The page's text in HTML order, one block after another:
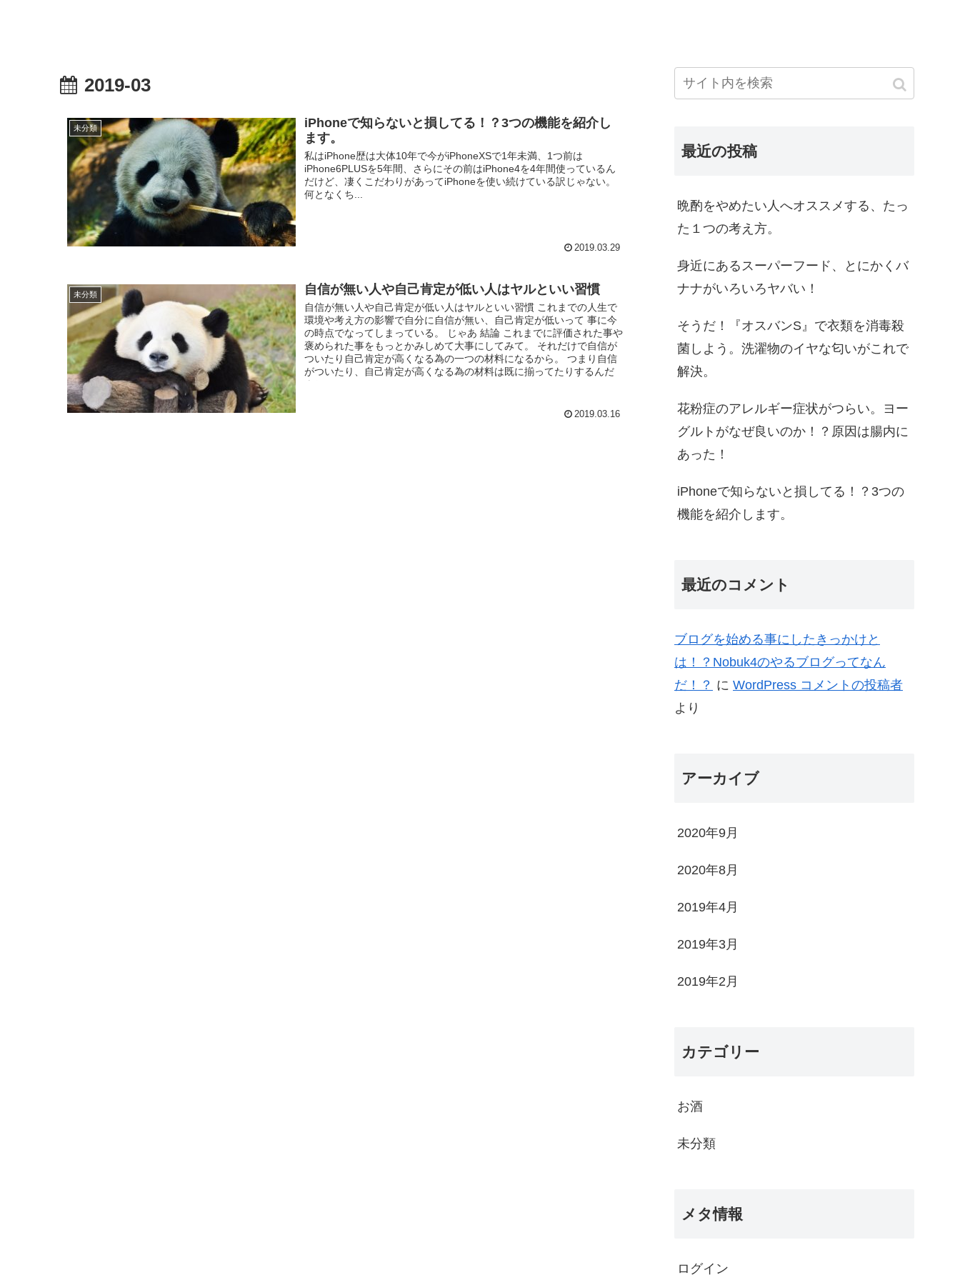
2019-03
未分類
iPhoneで知らないと損してる！？3つの機能を紹介し
ます。
私はiPhone歴は大体10年で今がiPhoneXSで1年未満、1つ前は
iPhone6PLUSを5年間、さらにその前はiPhone4を4年間使っているん
だけど、凄くこだわりがあってiPhoneを使い続けている訳じゃない。
何となくち...
2019.03.29
未分類 自信が無い人や自己肯定が低い人はヤルといい習慣
自信が無い人や自己肯定が低い人はヤルといい習慣 これまでの人生で
環境や考え方の影響で自分に自信が無い、自己肯定が低いって 事に今
の時点でなってしまっている。 じゃあ 結論 これまでに評価された事や
褒められた事をもっとかみしめて大事にしてみて。 それだけで自信が
ついたり自己肯定が高くなる為の一つの材料になるから。 つまり自信
がついたり、自己肯定が高くなる為の材料は既に揃ってたりするんだ
よね。
2019.03.16
最近の投稿
晩酌をやめたい人へオススメする、たっ
た１つの考え方。
身近にあるスーパーフード、とにかくバ
ナナがいろいろヤバい！
そうだ！『オスバンS』で衣類を消毒殺
菌しよう。洗濯物のイヤな匂いがこれで
解決。
花粉症のアレルギー症状がつらい。ヨー
グルトがなぜ良いのか！？原因は腸内に
あった！
iPhoneで知らないと損してる！？3つの
機能を紹介します。
最近のコメント
ブログを始める事にしたきっかけと
は！？Nobuk4のやるブログってなん
だ！？ に WordPress コメントの投稿者
より
アーカイブ
2020年9月
2020年8月
2019年4月
2019年3月
2019年2月
カテゴリー
お酒
未分類
メタ情報
ログイン